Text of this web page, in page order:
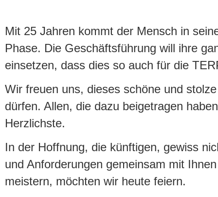
Mit 25 Jahren kommt der Mensch in
Phase. Die Geschäftsführung will ihre
einsetzen, dass dies so auch für die
Wir freuen uns, dieses schöne und
dürfen. Allen, die dazu beigetragen
Herzlichste.
In der Hoffnung, die künftigen, gewiss
und Anforderungen gemeinsam mit
meistern, möchten wir heute feiern.